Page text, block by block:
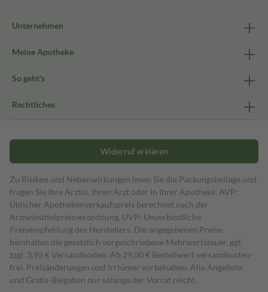
Unternehmen
Meine Apotheke
So geht's
Rechtliches
Widerruf erklären
Zu Risiken und Nebenwirkungen lesen Sie die Packungsbeilage und
fragen Sie Ihre Ärztin, Ihren Arzt oder in Ihrer Apotheke. AVP:
Üblicher Apothekenverkaufspreis berechnet nach der
Arzneimittelpreisverordnung. UVP: Unverbindliche
Preisempfehlung des Herstellers. Die angegebenen Preise
beinhalten die gesetzlich vorgeschriebene Mehrwertsteuer, ggf.
zzgl. 3,95 € Versandkosten. Ab 29,00 € Bestell­wert versand­kosten­
frei. Preisänderungen und Irrtümer vorbehalten. Alle Angebote
und Gratis-Beigaben nur solange der Vorrat reicht.